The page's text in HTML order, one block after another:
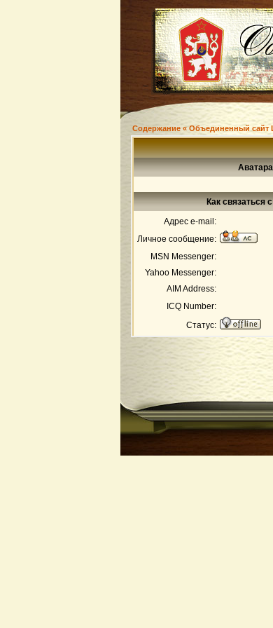
Содержание « Объединенный сайт
Аватара
Как связаться
Адрес e-mail:
Личное сообщение:
MSN Messenger:
Yahoo Messenger:
AIM Address:
ICQ Number:
Статус: